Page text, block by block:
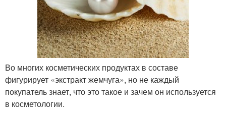
Во многих косметических продуктах в составе
фигурирует «экстракт жемчуга», но не каждый
покупатель знает, что это такое и зачем он используется
в косметологии.